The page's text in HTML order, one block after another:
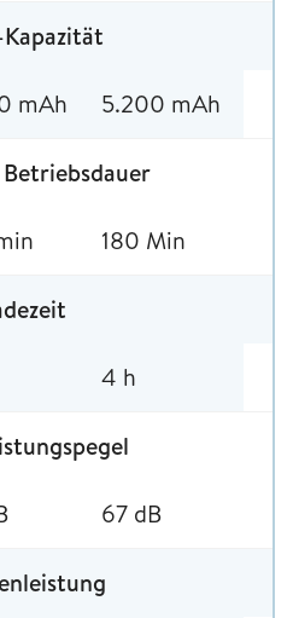
mAh 5.200 mAh
180 Min
4 h
67 dB